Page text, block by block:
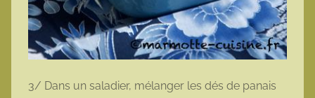
3/ Dans un saladier, mélanger les dés de panais